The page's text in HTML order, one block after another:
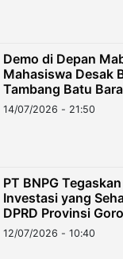
Demo di Depan
Mahasiswa Desak
Tambang Batu
Lampung
14/07/2026 - 21:50
PT BNPG
Investasi yang
DPRD Provinsi
12/07/2026 - 10:40